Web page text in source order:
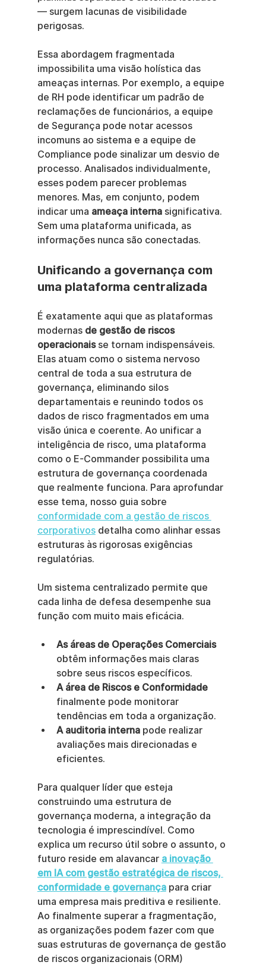
— surgem lacunas de visibilidade
perigosas.
Essa abordagem fragmentada
impossibilita uma visão holística das
ameaças internas. Por exemplo, a equipe
de RH pode identificar um padrão de
reclamações de funcionários, a equipe
de Segurança pode notar acessos
incomuns ao sistema e a equipe de
Compliance pode sinalizar um desvio de
processo. Analisados individualmente,
esses podem parecer problemas
menores. Mas, em conjunto, podem
indicar uma ameaça interna significativa.
Sem uma plataforma unificada, as
informações nunca são conectadas.
Unificando a governança com
uma plataforma centralizada
É exatamente aqui que as plataformas
modernas de gestão de riscos
operacionais se tornam indispensáveis.
Elas atuam como o sistema nervoso
central de toda a sua estrutura de
governança, eliminando silos
departamentais e reunindo todos os
dados de risco fragmentados em uma
visão única e coerente. Ao unificar a
inteligência de risco, uma plataforma
como o E-Commander possibilita uma
estrutura de governança coordenada
que realmente funciona. Para aprofundar
esse tema, nosso guia sobre
conformidade com a gestão de riscos
corporativos detalha como alinhar essas
estruturas às rigorosas exigências
regulatórias.
Um sistema centralizado permite que
cada linha de defesa desempenhe sua
função com muito mais eficácia.
As áreas de Operações Comerciais
obtêm informações mais claras
sobre seus riscos específicos.
A área de Riscos e Conformidade
finalmente pode monitorar
tendências em toda a organização.
A auditoria interna pode realizar
avaliações mais direcionadas e
eficientes.
Para qualquer líder que esteja
construindo uma estrutura de
governança moderna, a integração da
tecnologia é imprescindível. Como
explica um recurso útil sobre o assunto, o
futuro reside em alavancar a inovação
em IA com gestão estratégica de riscos,
conformidade e governança para criar
uma empresa mais preditiva e resiliente.
Ao finalmente superar a fragmentação,
as organizações podem fazer com que
suas estruturas de governança de gestão
de riscos organizacionais (ORM)